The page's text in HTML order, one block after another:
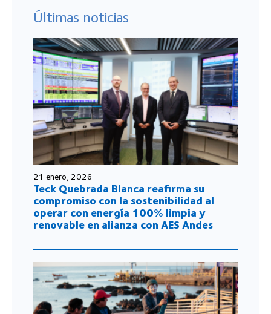
Últimas noticias
21 enero, 2026
Teck Quebrada Blanca reafirma su
compromiso con la sostenibilidad al
operar con energía 100% limpia y
renovable en alianza con AES Andes